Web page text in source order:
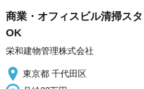
商業・オフィスビル清掃ス
OK
栄和建物管理株式会社
東京都 千代田区